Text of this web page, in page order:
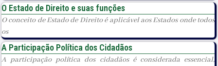
O Estado de Direito e suas funções
O conceito de Estado de Direito é aplicável aos Estados onde todos
os
A Participação Política dos Cidadãos
A participação política dos cidadãos é considerada essencial,